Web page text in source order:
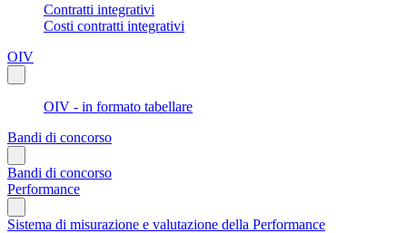
Contratti integrativi
Costi contratti integrativi
OIV
OIV - in formato tabellare
Bandi di concorso
Bandi di concorso
Performance
Sistema di misurazione e valutazione della Performance